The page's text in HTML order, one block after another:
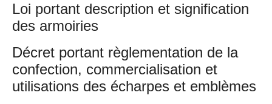
Loi portant description et signification
des armoiries
Décret portant règlementation de la
confection, commercialisation et
utilisations des écharpes et emblèmes